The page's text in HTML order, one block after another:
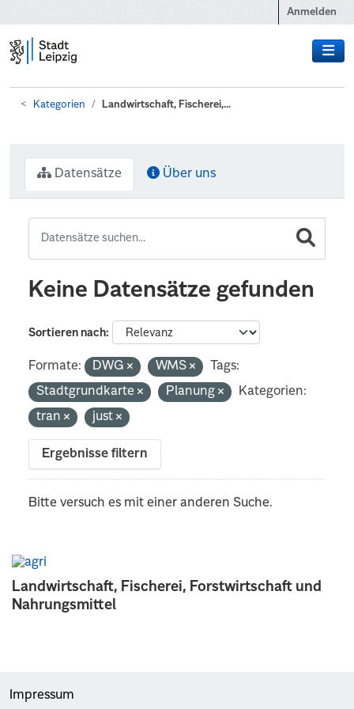
Anmelden
Kategorien Landwirtschaft, Fischerei,...
Landwirtschaft, Fischerei, Forstwirtschaft und
Nahrungsmittel
Datensätze Über uns
Keine Datensätze gefunden
Sortieren nach
Formate: DWG WMS
Tags:
Stadtgrundkarte
Planung
Kategorien:
tran
just
Ergebnisse filtern
Bitte versuch es mit einer anderen Suche.
Impressum